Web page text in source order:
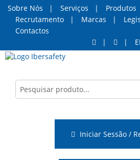
Sobre Nós Serviços Produtos
Recrutamento
Marcas
Contactos
Iniciar Sessão /